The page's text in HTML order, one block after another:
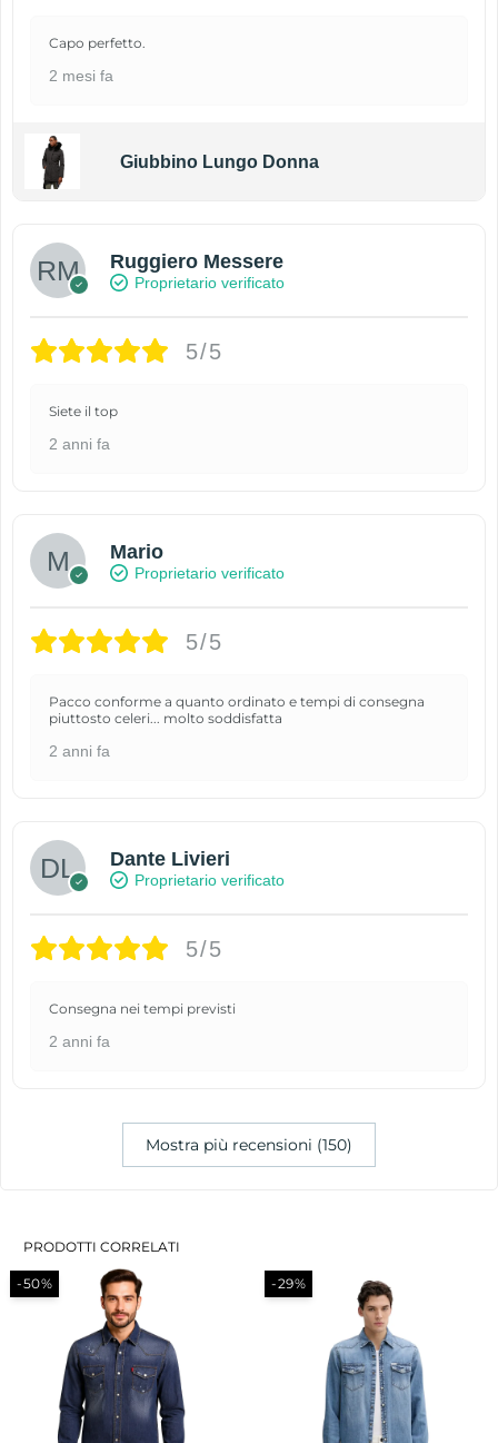
Capo perfetto.
2 mesi fa
Giubbino Lungo Donna
Ruggiero Messere
Proprietario verificato
5/5
Siete il top
2 anni fa
Mario
Proprietario verificato
5/5
Pacco conforme a quanto ordinato e tempi di consegna
piuttosto celeri... molto soddisfatta
2 anni fa
Dante Livieri
Proprietario verificato
5/5
Consegna nei tempi previsti
2 anni fa
Mostra più recensioni (150)
PRODOTTI CORRELATI
-29% -29%